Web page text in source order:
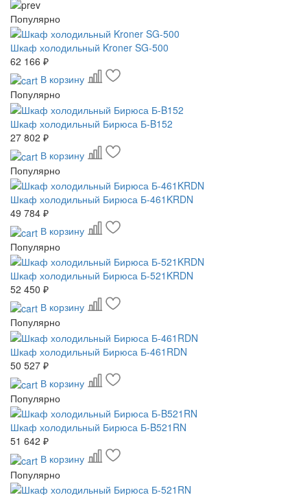
Популярно
Шкаф холодильный Kroner SG-500
62 166 ₽
В корзину
Популярно
Шкаф холодильный Бирюса Б-B152
27 802 ₽
В корзину
Популярно
Шкаф холодильный Бирюса Б-461KRDN
49 784 ₽
В корзину
Популярно
Шкаф холодильный Бирюса Б-521KRDN
52 450 ₽
В корзину
Популярно
Шкаф холодильный Бирюса Б-461RDN
50 527 ₽
В корзину
Популярно
Шкаф холодильный Бирюса Б-B521RN
51 642 ₽
В корзину
Популярно